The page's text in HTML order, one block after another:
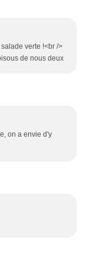
verte !<br />
de nous deux
on a envie d'y